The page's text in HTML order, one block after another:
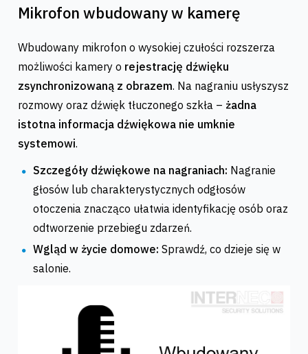
Mikrofon wbudowany w kamerę
Wbudowany mikrofon o wysokiej czułości rozszerza
możliwości kamery o rejestrację dźwięku
zsynchronizowaną z obrazem. Na nagraniu usłyszysz
rozmowy oraz dźwięk tłuczonego szkła – żadna
istotna informacja dźwiękowa nie umknie
systemowi.
Szczegóły dźwiękowe na nagraniach: Nagranie
głosów lub charakterystycznych odgłosów
otoczenia znacząco ułatwia identyfikację osób oraz
odtworzenie przebiegu zdarzeń.
Wgląd w życie domowe: Sprawdź, co dzieje się w
salonie.